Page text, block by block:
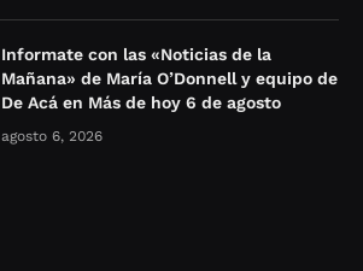
Informate con las «Noticias de la
Mañana» de María O’Donnell y equipo de
De Acá en Más de hoy 6 de agosto
agosto 6, 2026